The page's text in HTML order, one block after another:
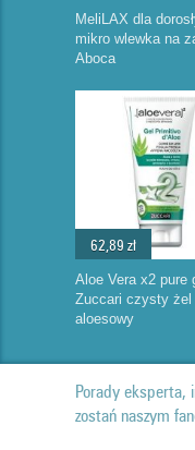
MeliLAX dla
mikro wlewka na
Aboca
62,89 zł
Aloe Vera x2 pure
Zuccari czysty żel
aloesowy
Porady eksperta,
zostań naszym